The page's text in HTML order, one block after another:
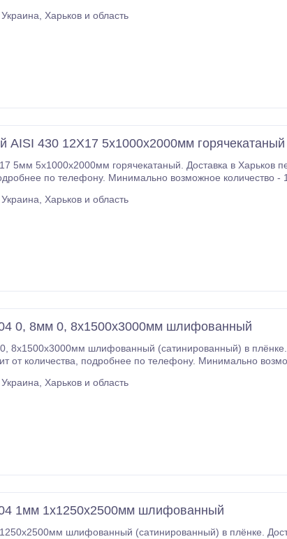
Украина, Харьков и область
430 12Х17 5х1000х2000мм горячекатаный
Доставка в Харьков перевозчиком САТ.
Украина, Харьков и область
0, 8мм 0, 8х1500х3000мм шлифованный
шлифованный (сатинированный) в плёнке. Доставка в Харьков
Украина, Харьков и область
1мм 1х1250х2500мм шлифованный
шлифованный (сатинированный) в плёнке. Доставка в Харьков